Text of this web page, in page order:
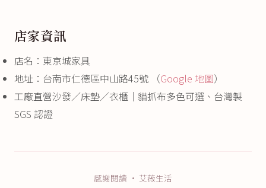
店家資訊
店名：東京城家具
地址：台南市仁德區中山路45號 （Google 地圖）
工廠直營沙發／床墊／衣櫃｜貓抓布多色可選、台灣製
SGS 認證
感謝閱讀 · 艾薇生活